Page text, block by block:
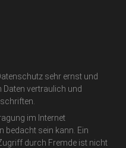
sehr ernst und
Daten vertraulich und
im Internet
bedacht sein kann. Ein
durch Fremde ist nicht